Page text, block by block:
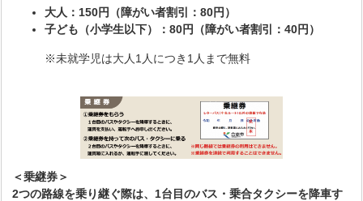
大人：150円（障がい者割引：80円）
子ども（小学生以下）：80円（障がい者割引：40円）
※未就学児は大人1人につき1人まで無料
＜乗継券＞
2つの路線を乗り継ぐ際は、1台目のバス・乗合タクシーを降車す